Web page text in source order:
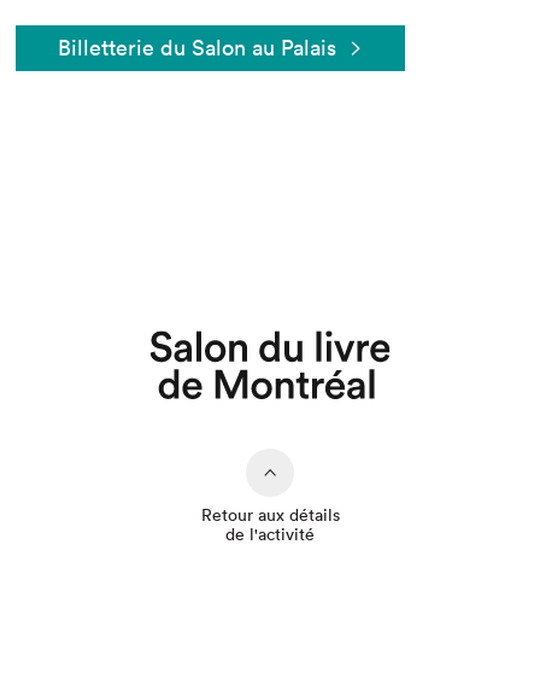
Billetterie du Salon au Palais
Retour aux détails
de l'activité